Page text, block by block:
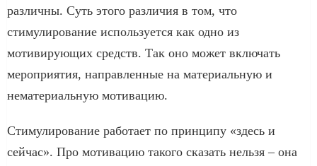
различны. Суть этого различия в том, что
стимулирование используется как одно из
мотивирующих средств. Так оно может включать
мероприятия, направленные на материальную и
нематериальную мотивацию.
Стимулирование работает по принципу «здесь и
сейчас». Про мотивацию такого сказать нельзя – она